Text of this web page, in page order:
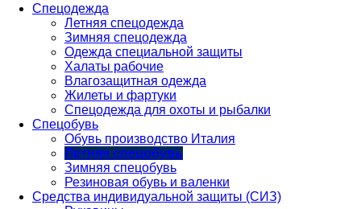
Спецодежда
Летняя спецодежда
Зимняя спецодежда
Одежда специальной защиты
Халаты рабочие
Влагозащитная одежда
Жилеты и фартуки
Спецодежда для охоты и рыбалки
Спецобувь
Обувь производство Италия
Летняя спецобувь
Зимняя спецобувь
Резиновая обувь и валенки
Средства индивидуальной защиты (СИЗ)